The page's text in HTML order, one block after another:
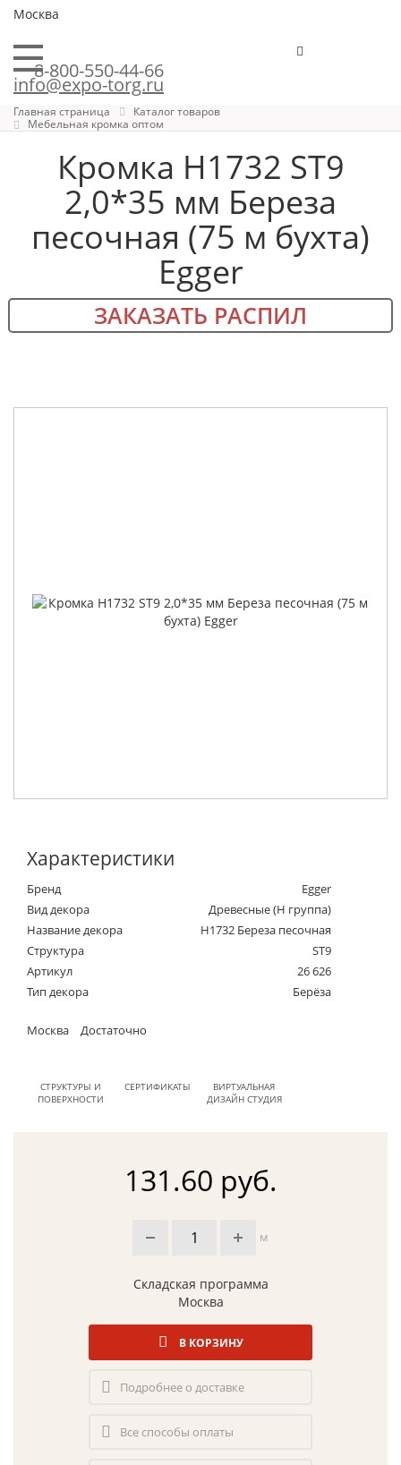
Москва
8-800-550-44-66
info@expo-torg.ru
Главная страница
Каталог товаров
Мебельная кромка оптом
Кромка H1732 ST9
2,0*35 мм Береза
песочная (75 м бухта)
Egger
ЗАКАЗАТЬ РАСПИЛ
Характеристики
Бренд
Egger
Вид декора
Древесные (Н группа)
Название декора
H1732 Береза песочная
Структура
ST9
Артикул
26 626
Тип декора
Берёза
Москва Достаточно
СТРУКТУРЫ И
ПОВЕРХНОСТИ
СЕРТИФИКАТЫ
ВИРТУАЛЬНАЯ
ДИЗАЙН СТУДИЯ
131.60 руб.
м
Складская программа
Москва
В КОРЗИНУ
Подробнее о доставке
Все способы оплаты